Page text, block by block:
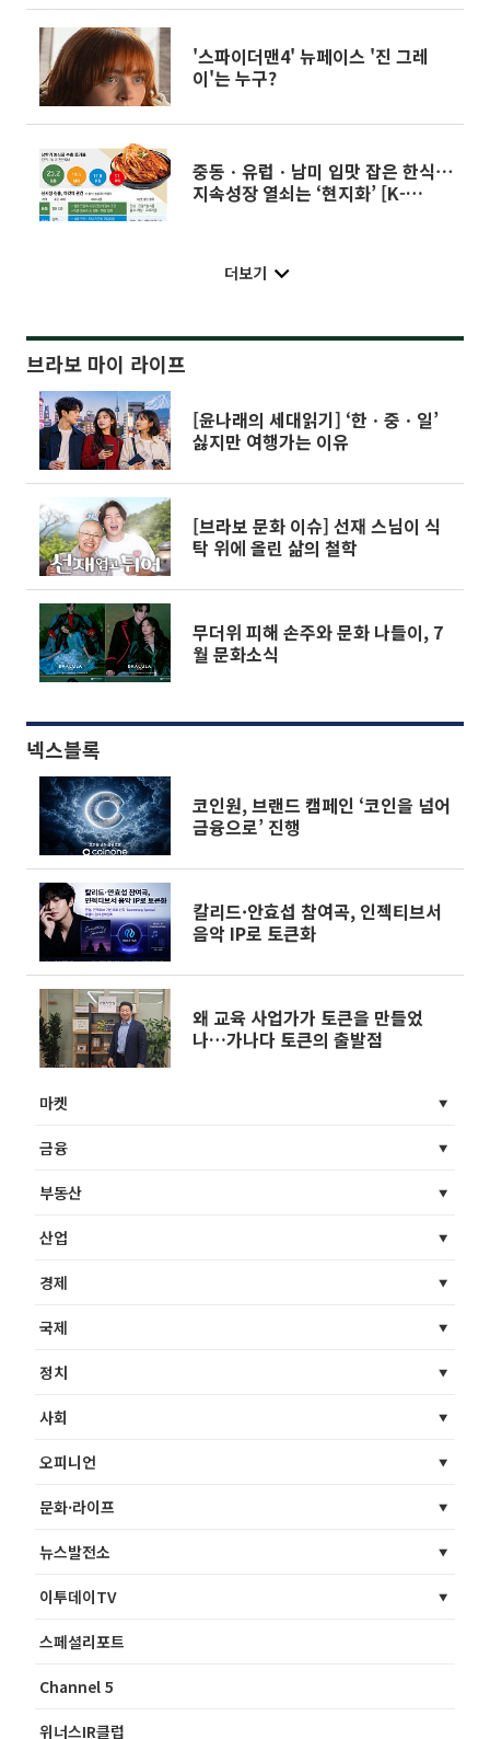
'스파이더맨4' 뉴페이스 '진 그레
이'는 누구?
중동ㆍ유럽ㆍ남미 입맛 잡은 한식⋯
지속성장 열쇠는 ‘현지화’ [K-
더보기
브라보 마이 라이프
[윤나래의 세대읽기] ‘한ㆍ중ㆍ일’
싫지만 여행가는 이유
[브라보 문화 이슈] 선재 스님이 식
탁 위에 올린 삶의 철학
무더위 피해 손주와 문화 나들이, 7
월 문화소식
넥스블록
코인원, 브랜드 캠페인 ‘코인을 넘어
금융으로’ 진행
칼리드·안효섭 참여곡, 인젝티브서
음악 IP로 토큰화
왜 교육 사업가가 토큰을 만들었
나…가나다 토큰의 출발점
마켓
금융
부동산
산업
경제
국제
정치
사회
오피니언
문화·라이프
뉴스발전소
이투데이TV
스페셜리포트
Channel 5
위너스IR클럽